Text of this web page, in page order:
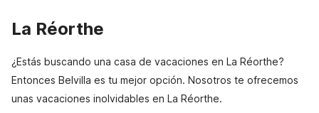
La Réorthe
¿Estás buscando una casa de vacaciones en La Réorthe?
Entonces Belvilla es tu mejor opción. Nosotros te ofrecemos
unas vacaciones inolvidables en La Réorthe.